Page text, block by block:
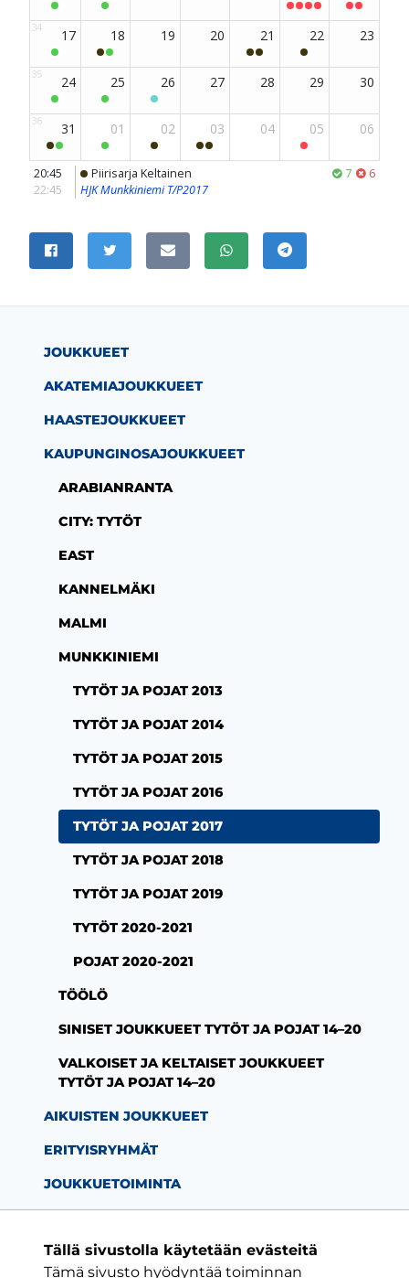
Tällä sivustolla käytetään evästeitä
Tämä sivusto hyödyntää toiminnan
JAA SIVU
Jaa Facebookissa
Jaa TwitterissäJaa sähköpostitse
Jaa WhatsAppissa
Jaa Telegramissa
JOUKKUEET
AKATEMIAJOUKKUEET
HAASTEJOUKKUEET
KAUPUNGINOSAJOUKKUEET
ARABIANRANTA
CITY: TYTÖT
EAST
KANNELMÄKI
MALMI
MUNKKINIEMI
TYTÖT JA POJAT 2013
TYTÖT JA POJAT 2014
TYTÖT JA POJAT 2015
TYTÖT JA POJAT 2016
TYTÖT JA POJAT 2017
TYTÖT JA POJAT 2018
TYTÖT JA POJAT 2019
TYTÖT 2020-2021
POJAT 2020-2021
TÖÖLÖ
SINISET JOUKKUEET TYTÖT JA POJAT 14–20
VALKOISET JA KELTAISET JOUKKUEET
TYTÖT JA POJAT 14–20
AIKUISTEN JOUKKUEET
ERITYISRYHMÄT
JOUKKUETOIMINTA